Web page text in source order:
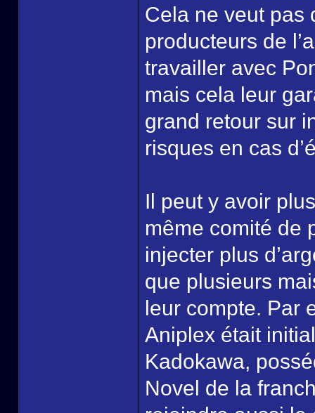
Cela ne veut pas
producteurs de
travailler avec
mais cela leur
grand retour sur
risques en cas
Il peut y avoir
même comité de
injecter plus
que plusieurs
leur compte. Par
Aniplex était
Kadokawa,
Novel de la